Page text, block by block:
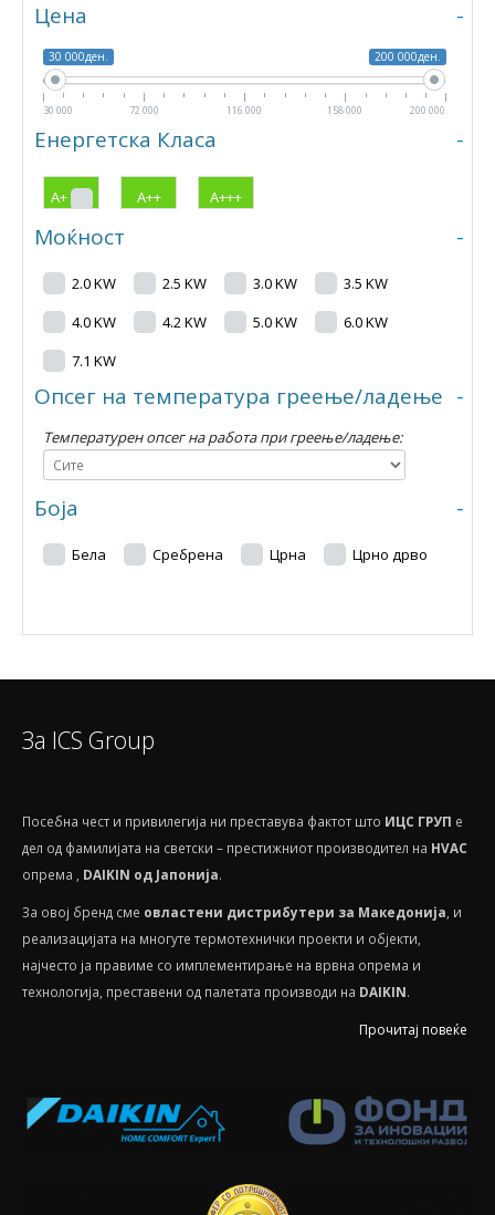
Цена -
30 000ден. 200 000ден.
30 000 72 000 116 000 158 000 200 000
Енергетска Класа -
А+ А++ А+++
Моќност -
2.0 KW 2.5 KW 3.0 KW
3.5 KW
4.0 KW
4.2 KW 5.0 KW
6.0 KW
7.1 KW
Опсег на температура греење/ладење -
Температурен опсег на работа при греење/ладење:
Боја -
Бела Сребрена Црна Црно дрво
За ICS Group
Посебнa чест и привилегија ни преставува фактот што ИЦС ГРУП е
дел од фамилијата на светски – престижниот производител на HVAС
опрема , DAIKIN од Јапонија.
За овој бренд сме овластени дистрибутери за Македонија , и
реализацијата на многуте термотехнички проекти и објекти,
најчесто ја правиме со имплементирање на врвна опрема и
технологија, преставени од палетата производи на DAIKIN.
Прочитај повеќе